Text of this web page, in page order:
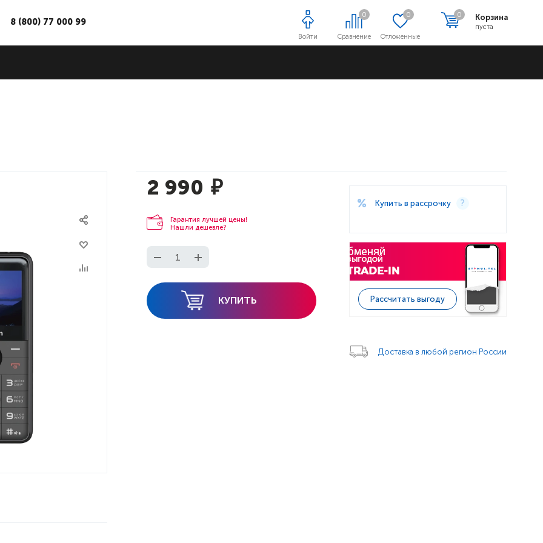
Сравнение
0
Отложенные
0 Корзина
пуста
0
Войти
8 (800) 77 000 99
2 990 ₽
Гарантия лучшей цены!
Нашли дешевле?
КУПИТЬ
Купить в рассрочку
Рассчитать выгоду
Доставка в любой регион России